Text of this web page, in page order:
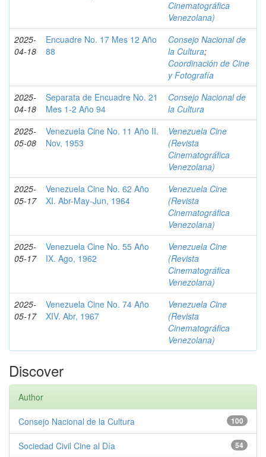
Cinematográfica
Venezolana)
2025-
04-18
Encuadre No. 17 Mes 12 Año
88
Consejo Nacional de
la Cultura;
Coordinación de Cine
y Fotografía
2025-
04-18
Separata de Encuadre No. 21
Mes 1-2 Año 94
Consejo Nacional de
la Cultura
2025-
05-08
Venezuela Cine No. 11 Año II.
Nov, 1953
Venezuela Cine
(Revista
Cinematográfica
Venezolana)
2025-
05-17
Venezuela Cine No. 62 Año
XI. Abr-May-Jun, 1964
Venezuela Cine
(Revista
Cinematográfica
Venezolana)
2025-
05-17
Venezuela Cine No. 55 Año
IX. Ago, 1962
Venezuela Cine
(Revista
Cinematográfica
Venezolana)
2025-
05-17
Venezuela Cine No. 74 Año
XIV. Abr, 1967
Venezuela Cine
(Revista
Cinematográfica
Venezolana)
Discover
Author
100
Consejo Nacional de la Cultura
54
Sociedad Civil Cine al Día